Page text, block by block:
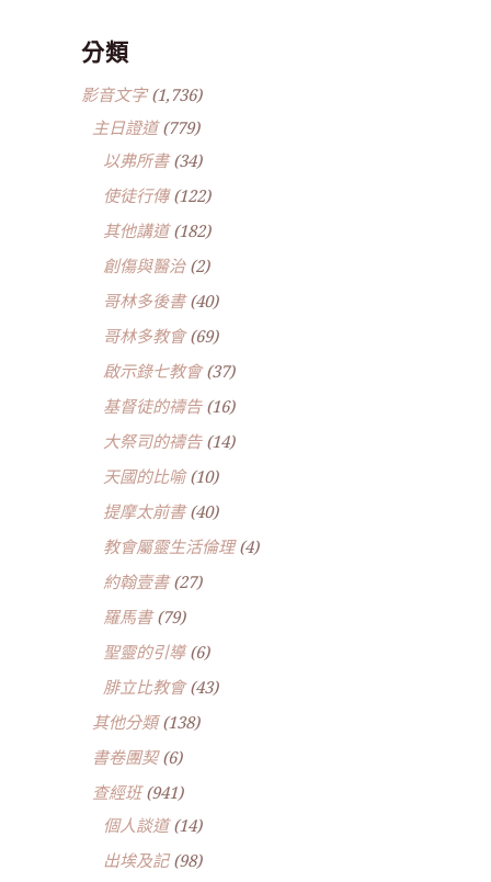
分類
影音文字(1,736)
主日證道(779)
以弗所書(34)
使徒行傳(122)
其他講道(182)
創傷與醫治(2)
哥林多後書(40)
哥林多教會(69)
啟示錄七教會(37)
基督徒的禱告(16)
大祭司的禱告(14)
天國的比喻(10)
提摩太前書(40)
教會屬靈生活倫理(4)
約翰壹書(27)
羅馬書(79)
聖靈的引導(6)
腓立比教會(43)
其他分類(138)
書卷團契(6)
查經班(941)
個人談道(14)
出埃及記(98)